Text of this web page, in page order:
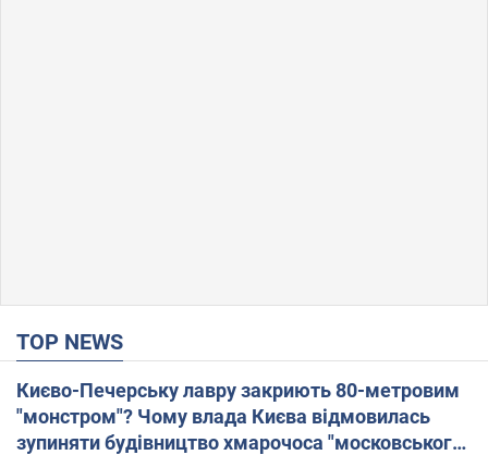
TOP NEWS
Києво-Печерську лавру закриють 80-метровим
"монстром"? Чому влада Києва відмовилась
зупиняти будівництво хмарочоса "московського